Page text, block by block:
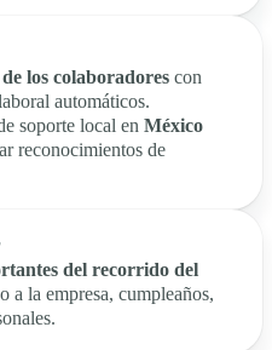
los colaboradores con
automáticos.
soporte local enMéxico
reconocimientos de
del recorrido del
a la empresa, cumpleaños,